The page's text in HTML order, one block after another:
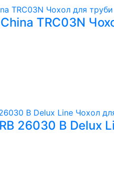
TRC03N
26030 B Delux